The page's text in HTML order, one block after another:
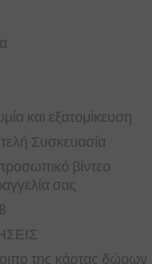
και εξατομίκευση
Συσκευασία
βίντεο
σας
της κάρτας δώρων